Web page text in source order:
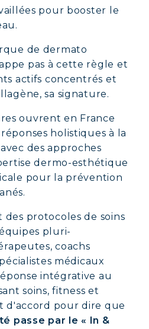
: PEAU,
& VITALITÉ
EXPERT
: PEAU,
SUBLIMES
RÉCUPÉRATION
: AFFINEZ ET
VOTRE CORPS
CHEVEUX :
FORCE
BOOSTEZ VOTRE
pour booster le
de dermato
pas à cette règle et
actifs concentrés et
sa signature.
ouvrent en France
holistiques à la
des approches
dermo-esthétique
pour la prévention
protocoles de soins
pluri-
coachs
médicaux
intégrative au
soins, fitness et
d'accord pour dire que
passe par le « In &